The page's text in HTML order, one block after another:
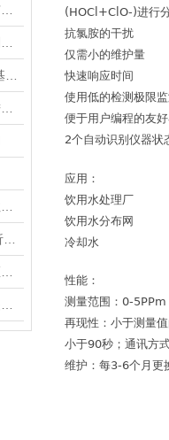
(HOCl+ClO-)进行
抗氯胺的干扰
仅需小的维护量
快速响应时间
使用低的检测极限
便于用户编程的友
2个自动识别仪器状
应用：
饮用水处理厂
饮用水分布网
冷却水
性能：
测量范围：0-
再现性：小于测量
小于90秒；通讯方
维护：每3-6个月更